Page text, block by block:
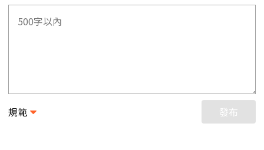
規範 發布